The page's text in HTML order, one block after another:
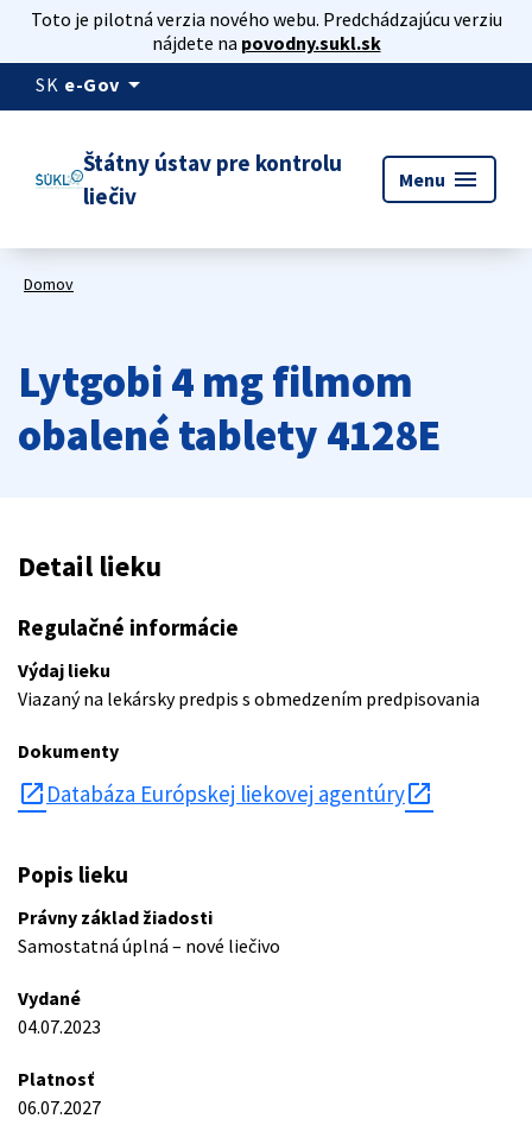
Toto je pilotná verzia nového webu. Predchádzajúcu verziu
nájdete na povodny.sukl.sk
SK e-Gov arrow_drop_down
Štátny ústav pre kontrolu
liečiv
Menu menu
Domov
Lytgobi 4 mg filmom
obalené tablety 4128E
Detail lieku
Regulačné informácie
Výdaj lieku
Viazaný na lekársky predpis s obmedzením predpisovania
Dokumenty
open_in_new Databáza Európskej liekovej agentúry
Popis lieku
Právny základ žiadosti
Samostatná úplná – nové liečivo
Vydané
04.07.2023
Platnosť
06.07.2027